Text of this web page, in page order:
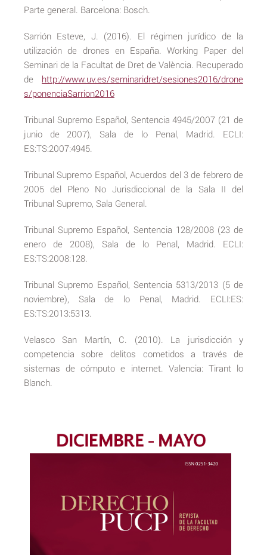
Parte general. Barcelona: Bosch.
Sarrión Esteve, J. (2016). El régimen jurídico de la
utilización de drones en España. Working Paper del
Seminari de la Facultat de Dret de València. Recuperado
de http://www.uv.es/seminaridret/sesiones2016/drone
s/ponenciaSarrion2016
Tribunal Supremo Español, Sentencia 4945/2007 (21 de
junio de 2007), Sala de lo Penal, Madrid. ECLI:
ES:TS:2007:4945.
Tribunal Supremo Español, Acuerdos del 3 de febrero de
2005 del Pleno No Jurisdiccional de la Sala II del
Tribunal Supremo, Sala General.
Tribunal Supremo Español, Sentencia 128/2008 (23 de
enero de 2008), Sala de lo Penal, Madrid. ECLI:
ES:TS:2008:128.
Tribunal Supremo Español, Sentencia 5313/2013 (5 de
noviembre), Sala de lo Penal, Madrid. ECLI:ES:
ES:TS:2013:5313.
Velasco San Martín, C. (2010). La jurisdicción y
competencia sobre delitos cometidos a través de
sistemas de cómputo e internet. Valencia: Tirant lo
Blanch.